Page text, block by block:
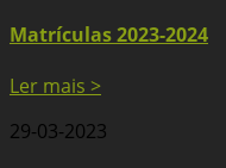
Matrículas 2023-2024
Ler mais >
29-03-2023